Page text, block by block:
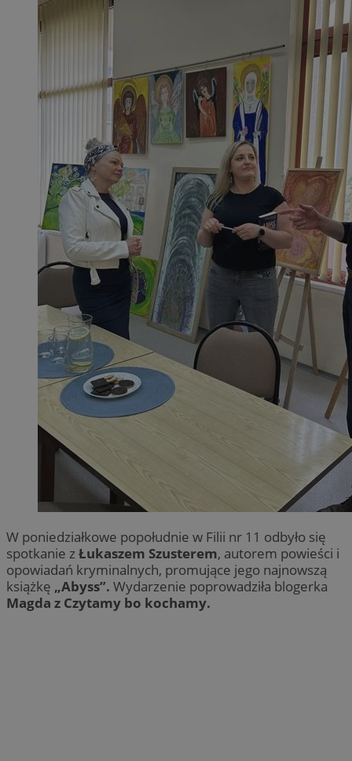
W poniedziałkowe popołudnie w Filii nr 11 odbyło się
spotkanie zŁukaszem Szusterem, autorem powieści i
opowiadań kryminalnych, promujące jego najnowszą
książkę „Abyss”. Wydarzenie poprowadziła blogerka
Magda z Czytamy bo kochamy.